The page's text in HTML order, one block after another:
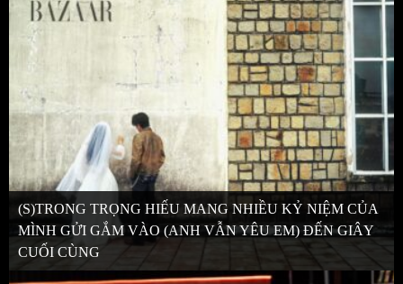
(S)TRONG TRỌNG HIẾU MANG NHIỀU KỶ NIỆM CỦA
MÌNH GỬI GẮM VÀO (ANH VẪN YÊU EM) ĐẾN GIÂY
CUỐI CÙNG